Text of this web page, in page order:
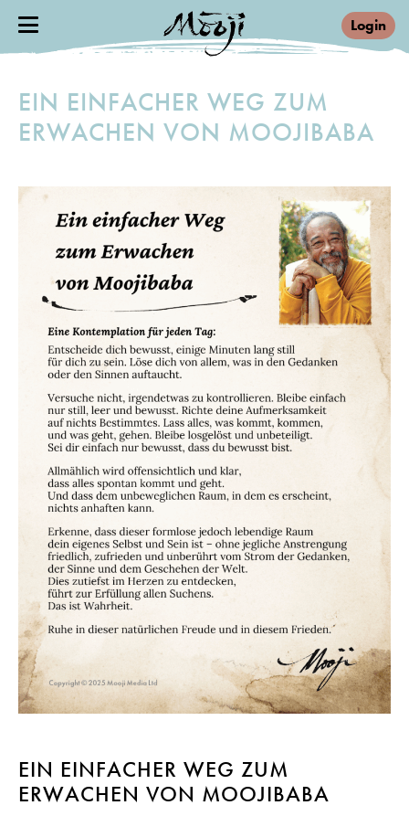
Login
EIN EINFACHER WEG ZUM
ERWACHEN VON MOOJIBABA
EIN EINFACHER WEG ZUM
ERWACHEN VON MOOJIBABA